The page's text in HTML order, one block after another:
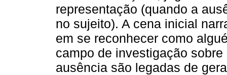
representação (quando a
no sujeito). A cena inicial
em se reconhecer como
campo de investigação
ausência são legadas de